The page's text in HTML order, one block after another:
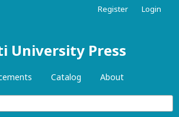
University Press
Catalog About
Register Login